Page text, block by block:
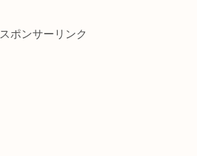
スポンサーリンク